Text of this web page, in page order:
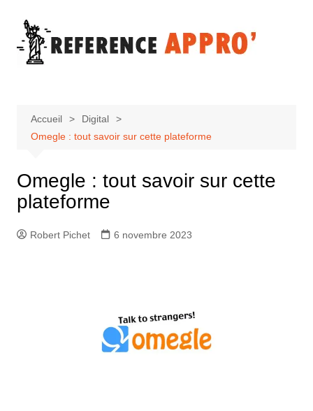
contenu
Accueil
Digital
Omegle : tout savoir sur cette plateforme
Omegle : tout savoir sur cette
plateforme
Robert Pichet 6 novembre 2023